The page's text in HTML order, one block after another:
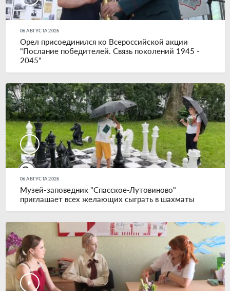
06 АВГУСТА 2026
Орел присоединился ко Всероссийской акции
"Послание победителей. Связь поколений 1945 -
2045"
06 АВГУСТА 2026
Музей-заповедник "Спасское-Лутовиново"
приглашает всех желающих сыграть в шахматы